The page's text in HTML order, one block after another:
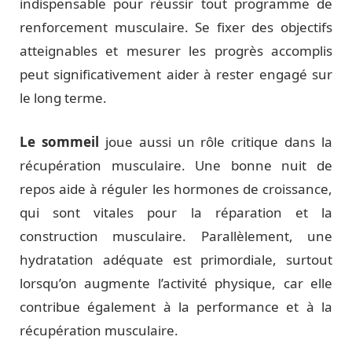
indispensable pour réussir tout programme de
renforcement musculaire. Se fixer des objectifs
atteignables et mesurer les progrès accomplis
peut significativement aider à rester engagé sur
le long terme.
Le sommeil joue aussi un rôle critique dans la
récupération musculaire. Une bonne nuit de
repos aide à réguler les hormones de croissance,
qui sont vitales pour la réparation et la
construction musculaire. Parallèlement, une
hydratation adéquate est primordiale, surtout
lorsqu’on augmente l’activité physique, car elle
contribue également à la performance et à la
récupération musculaire.